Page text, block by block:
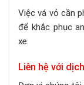
Việc vá vỏ cần
để khắc phục
xe.
Liên hệ với